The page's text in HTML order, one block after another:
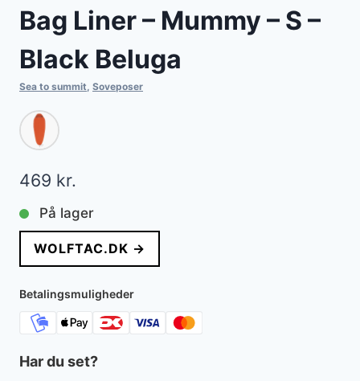
Bag Liner – Mummy – S –
Black Beluga
Sea to summit, Soveposer
469 kr.
På lager
WOLFTAC.DK →
Betalingsmuligheder
Har du set?